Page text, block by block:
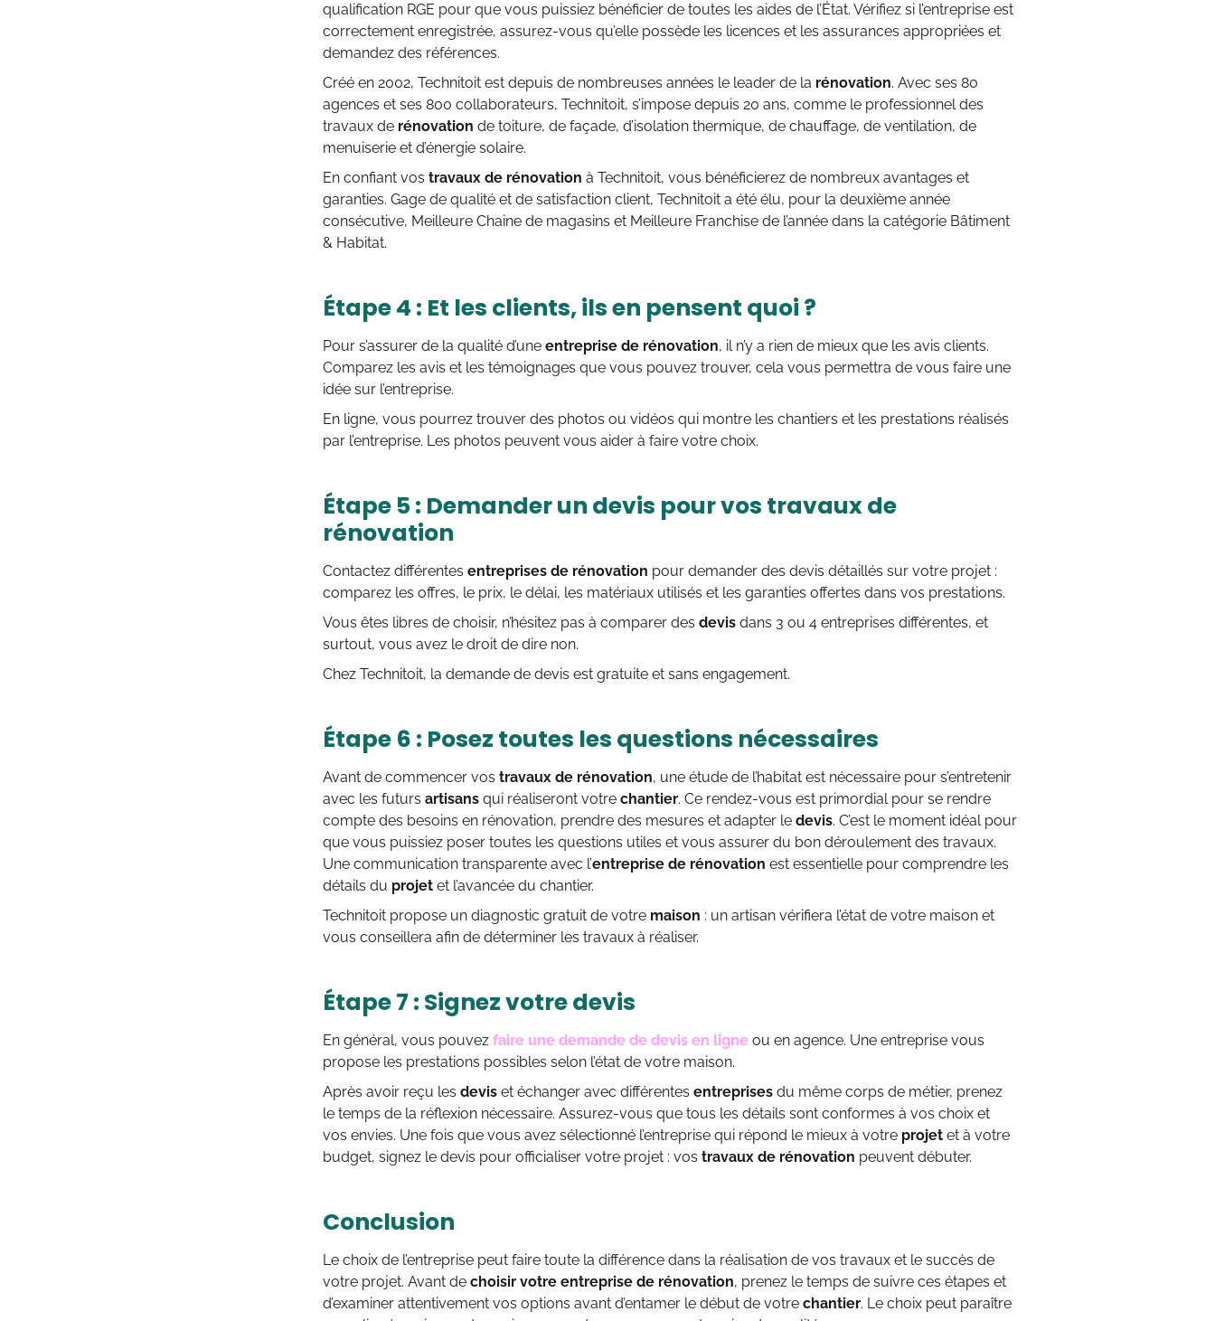
qualification RGE pour que vous puissiez bénéficier de toutes les aides de l’État. Vérifiez si l’entreprise est
correctement enregistrée, assurez-vous qu’elle possède les licences et les assurances appropriées et
demandez des références.
Créé en 2002, Technitoit est depuis de nombreuses années le leader de la rénovation. Avec ses 80
agences et ses 800 collaborateurs, Technitoit, s’impose depuis 20 ans, comme le professionnel des
travaux de rénovation de toiture, de façade, d’isolation thermique, de chauffage, de ventilation, de
menuiserie et d’énergie solaire.
En confiant vos travaux de rénovation à Technitoit, vous bénéficierez de nombreux avantages et
garanties. Gage de qualité et de satisfaction client, Technitoit a été élu, pour la deuxième année
consécutive, Meilleure Chaine de magasins et Meilleure Franchise de l’année dans la catégorie Bâtiment
& Habitat.
Étape 4 : Et les clients, ils en pensent quoi ?
Pour s’assurer de la qualité d’une entreprise de rénovation, il n’y a rien de mieux que les avis clients.
Comparez les avis et les témoignages que vous pouvez trouver, cela vous permettra de vous faire une
idée sur l’entreprise.
En ligne, vous pourrez trouver des photos ou vidéos qui montre les chantiers et les prestations réalisés
par l’entreprise. Les photos peuvent vous aider à faire votre choix.
Étape 5 : Demander un devis pour vos travaux de
rénovation
Contactez différentes entreprises de rénovation pour demander des devis détaillés sur votre projet :
comparez les offres, le prix, le délai, les matériaux utilisés et les garanties offertes dans vos prestations.
Vous êtes libres de choisir, n’hésitez pas à comparer des devis dans 3 ou 4 entreprises différentes, et
surtout, vous avez le droit de dire non.
Chez Technitoit, la demande de devis est gratuite et sans engagement.
Étape 6 : Posez toutes les questions nécessaires
Avant de commencer vos travaux de rénovation, une étude de l’habitat est nécessaire pour s’entretenir
avec les futurs artisans qui réaliseront votre chantier. Ce rendez-vous est primordial pour se rendre
compte des besoins en rénovation, prendre des mesures et adapter le devis. C’est le moment idéal pour
que vous puissiez poser toutes les questions utiles et vous assurer du bon déroulement des travaux.
Une communication transparente avec l’entreprise de rénovation est essentielle pour comprendre les
détails du projet et l’avancée du chantier.
Technitoit propose un diagnostic gratuit de votre maison : un artisan vérifiera l’état de votre maison et
vous conseillera afin de déterminer les travaux à réaliser.
Étape 7 : Signez votre devis
En général, vous pouvez faire une demande de devis en ligne ou en agence. Une entreprise vous
propose les prestations possibles selon l’état de votre maison.
Après avoir reçu les devis et échanger avec différentes entreprises du même corps de métier, prenez
le temps de la réflexion nécessaire. Assurez-vous que tous les détails sont conformes à vos choix et
vos envies. Une fois que vous avez sélectionné l’entreprise qui répond le mieux à votre projet et à votre
budget, signez le devis pour officialiser votre projet : vos travaux de rénovation peuvent débuter.
Conclusion
Le choix de l’entreprise peut faire toute la différence dans la réalisation de vos travaux et le succès de
votre projet. Avant de choisir votre entreprise de rénovation, prenez le temps de suivre ces étapes et
d’examiner attentivement vos options avant d’entamer le début de votre chantier. Le choix peut paraître